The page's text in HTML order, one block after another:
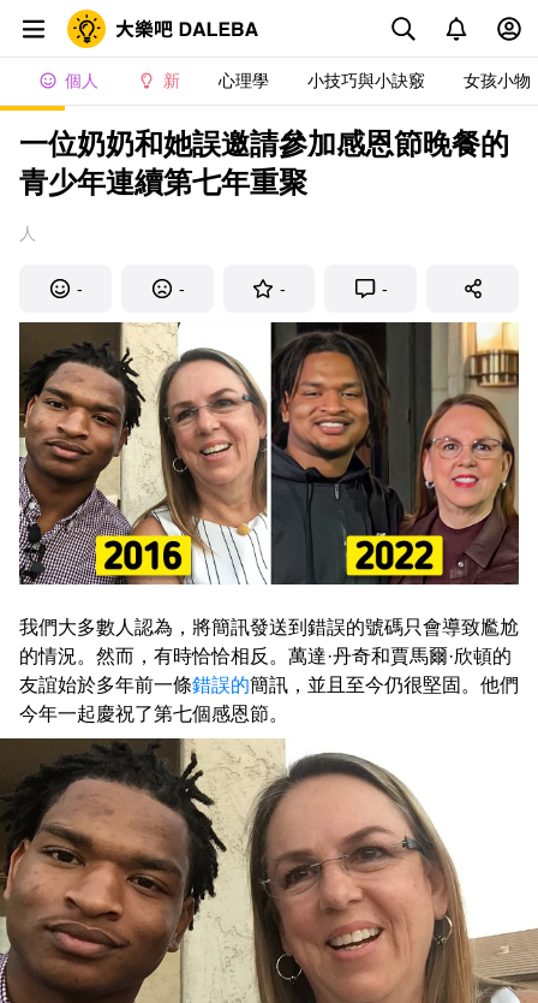
個人 新 心理學 小技巧與小訣竅 女孩小物
一位奶奶和她誤邀請參加感恩節晚餐的
青少年連續第七年重聚
人
- - - -
我們大多數人認為，將簡訊發送到錯誤的號碼只會導致尷尬
的情況。然而，有時恰恰相反。萬達·丹奇和賈馬爾·欣頓的
友誼始於多年前一條錯誤的簡訊，並且至今仍很堅固。他們
今年一起慶祝了第七個感恩節。